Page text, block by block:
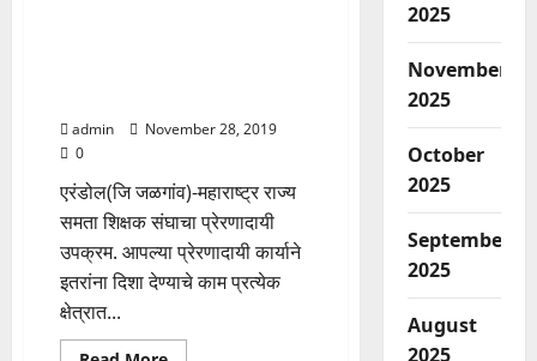
निमित्त
विनम्र
admin
November 28, 2019
0
एरंडोल(जि जळगांव)-महाराष्ट्र राज्य
समता शिक्षक संघाचा प्रेरणादायी
उपक्रम. आपल्या प्रेरणादायी कार्याने
इतरांना दिशा देण्याचे काम प्रत्येक
क्षेत्रात...
2025
November
2025
October
2025
September
2025
August
2025